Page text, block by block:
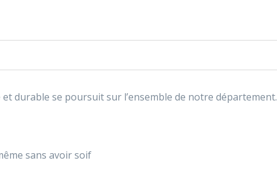
et durable se poursuit sur l’ensemble de notre département.
sans avoir soif